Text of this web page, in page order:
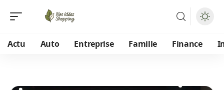
Actu Auto Entreprise Famille Finance